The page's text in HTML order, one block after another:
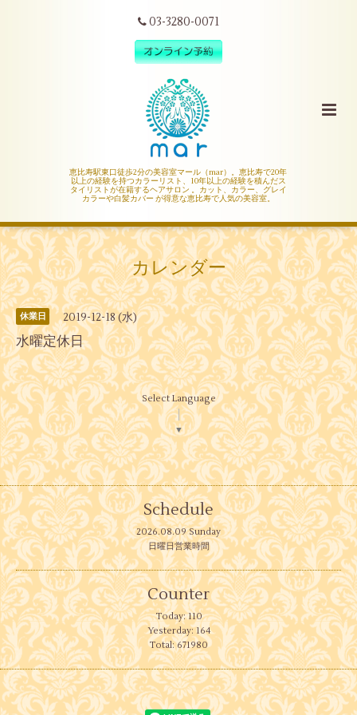
03-3280-0071
恵比寿駅東口徒歩2分の美容室マール（mar）。恵比寿で20年
以上の経験を持つカラーリスト、10年以上の経験を積んだス
タイリストが在籍するヘアサロン 。カット、カラー、グレイ
カラーや白髪カバー が得意な恵比寿で人気の美容室。
カレンダー
休業日 2019-12-18 (水)
水曜定休日
Select Language
▼
Schedule
2026.08.09 Sunday
日曜日営業時間
Counter
Today:110
Yesterday:164
Total:671980